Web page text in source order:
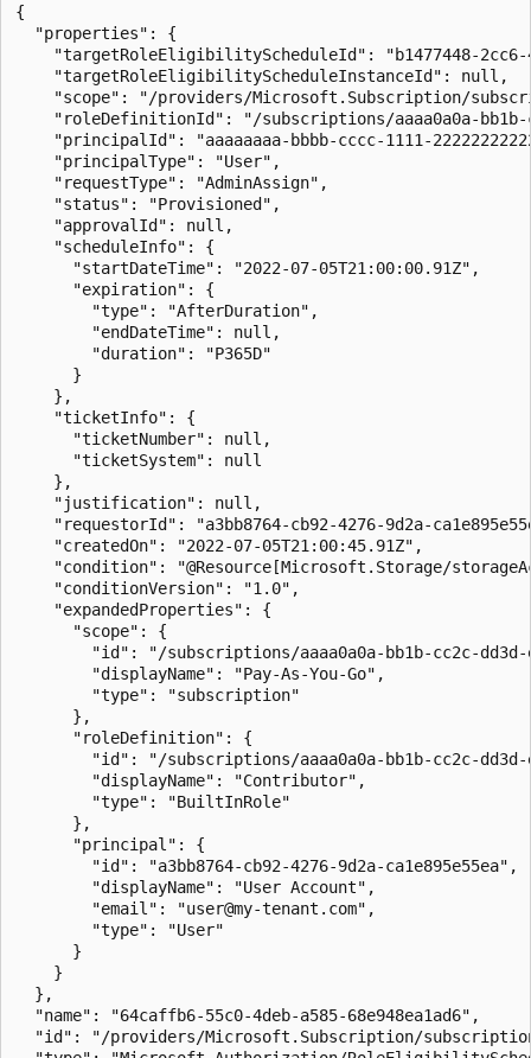
{
  "properties": {
"targetRoleEligibilityScheduleId": "b1477448-
    "targetRoleEligibilityScheduleInstanceId": null,
"scope": "/providers/Microsoft.Subscription/
"roleDefinitionId": "/subscriptions/aaaa0a0a-
"principalId": "aaaaaaaa-bbbb-cccc-1111-
    "principalType": "User",
    "requestType": "AdminAssign",
    "status": "Provisioned",
    "approvalId": null,
    "scheduleInfo": {
      "startDateTime": "2022-07-05T21:00:00.91Z",
      "expiration": {
        "type": "AfterDuration",
        "endDateTime": null,
        "duration": "P365D"
      }
    },
    "ticketInfo": {
      "ticketNumber": null,
      "ticketSystem": null
    },
    "justification": null,
"requestorId": "a3bb8764-cb92-4276-9d2a-
    "createdOn": "2022-07-05T21:00:45.91Z",
"condition": "@Resource[Microsoft.Storage/
    "conditionVersion": "1.0",
    "expandedProperties": {
      "scope": {
"id": "/subscriptions/aaaa0a0a-bb1b-cc2c-
        "displayName": "Pay-As-You-Go",
        "type": "subscription"
      },
      "roleDefinition": {
"id": "/subscriptions/aaaa0a0a-bb1b-cc2c-
        "displayName": "Contributor",
        "type": "BuiltInRole"
      },
      "principal": {
        "id": "a3bb8764-cb92-4276-9d2a-ca1e895e55ea",
        "displayName": "User Account",
        "email": "user@my-tenant.com",
        "type": "User"
      }
    }
  },
  "name": "64caffb6-55c0-4deb-a585-68e948ea1ad6",
"id": "/providers/Microsoft.Subscription/